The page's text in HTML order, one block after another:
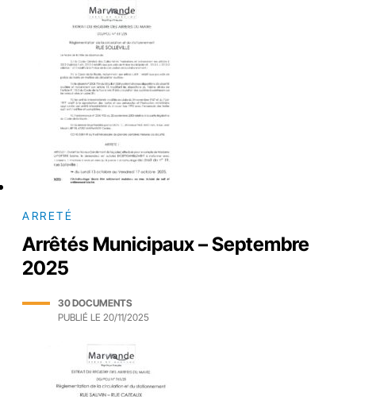
ARRETÉ
Arrêtés Municipaux – Septembre
2025
30 DOCUMENTS
PUBLIÉ LE 20/11/2025